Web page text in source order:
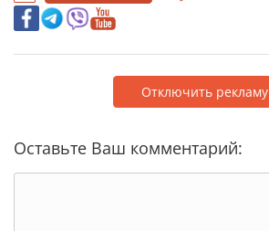
Отключить рекламу
Оставьте Ваш комментарий: